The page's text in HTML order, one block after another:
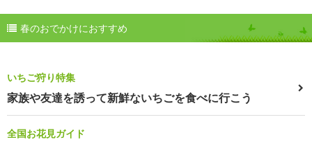
春のおでかけにおすすめ
いちご狩り特集
家族や友達を誘って新鮮ないちごを食べに行こう
全国お花見ガイド